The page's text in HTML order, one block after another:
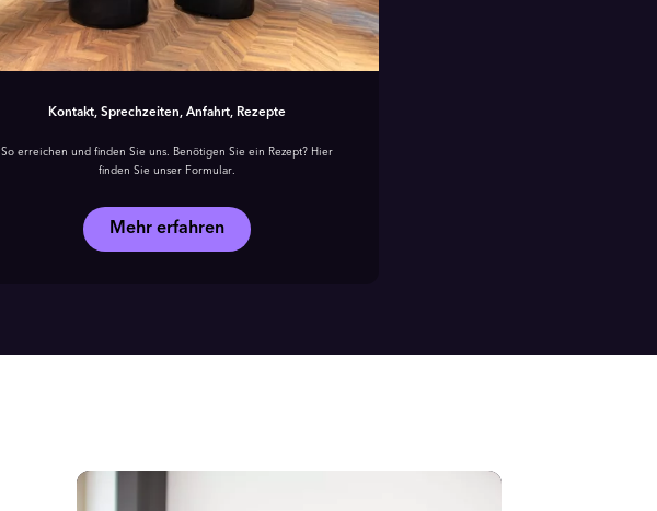
Kontakt, Sprechzeiten, Anfahrt, Rezepte
So erreichen und finden Sie uns. Benötigen Sie ein Rezept? Hier
finden Sie unser Formular.
Mehr erfahren